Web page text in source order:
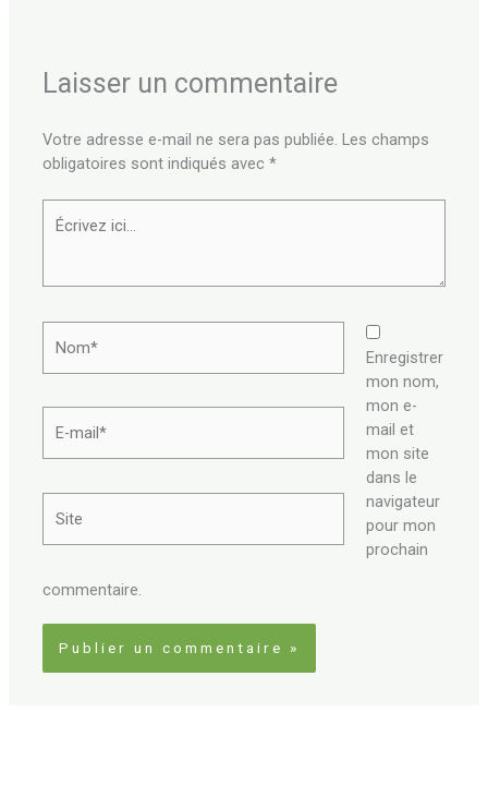
Laisser un commentaire
Votre adresse e-mail ne sera pas publiée. Les champs
obligatoires sont indiqués avec*
Écrivez
ici…
mail*
Enregistrer
mon nom,
mon e-
mail et
mon site
dans le
navigateur
pour mon
prochain
commentaire.